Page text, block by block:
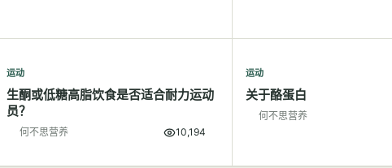
运动
生酮或低糖高脂饮食是否适合耐力运动
员？
何不思营养 10,194
运动
关于酪蛋白
何不思营养